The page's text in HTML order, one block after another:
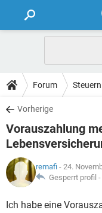
FORUM
TIPPS
LEXIKON
Forum Steuern
Vorherige
Vorauszahlung
remafi - 24.
Gesperrt profil -
Ich habe eine